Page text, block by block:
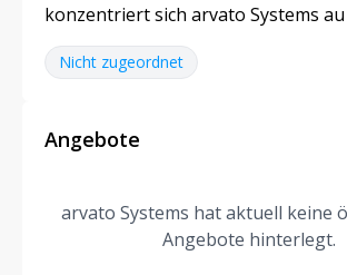
konzentriert sich arvato Systems au
Nicht zugeordnet
Angebote
arvato Systems hat aktuell keine
Angebote hinterlegt.